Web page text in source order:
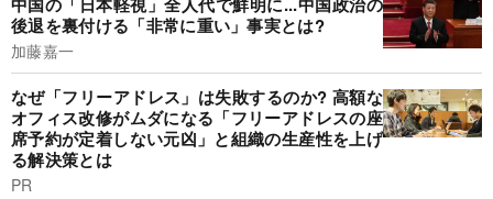
後退を裏付ける「非常に重い」事実とは?
加藤嘉一
なぜ「フリーアドレス」は失敗するのか? 高額な
オフィス改修がムダになる「フリーアドレスの座
席予約が定着しない元凶」と組織の生産性を上げ
る解決策とは
PR